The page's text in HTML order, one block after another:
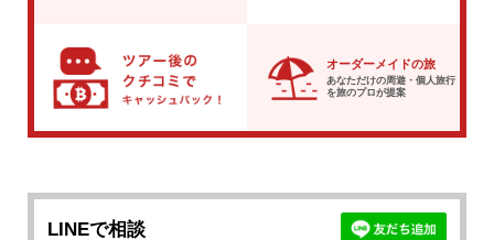
オーダーメイドの旅
あなただけの周遊・個人旅行
を旅のプロが提案
LINEで相談